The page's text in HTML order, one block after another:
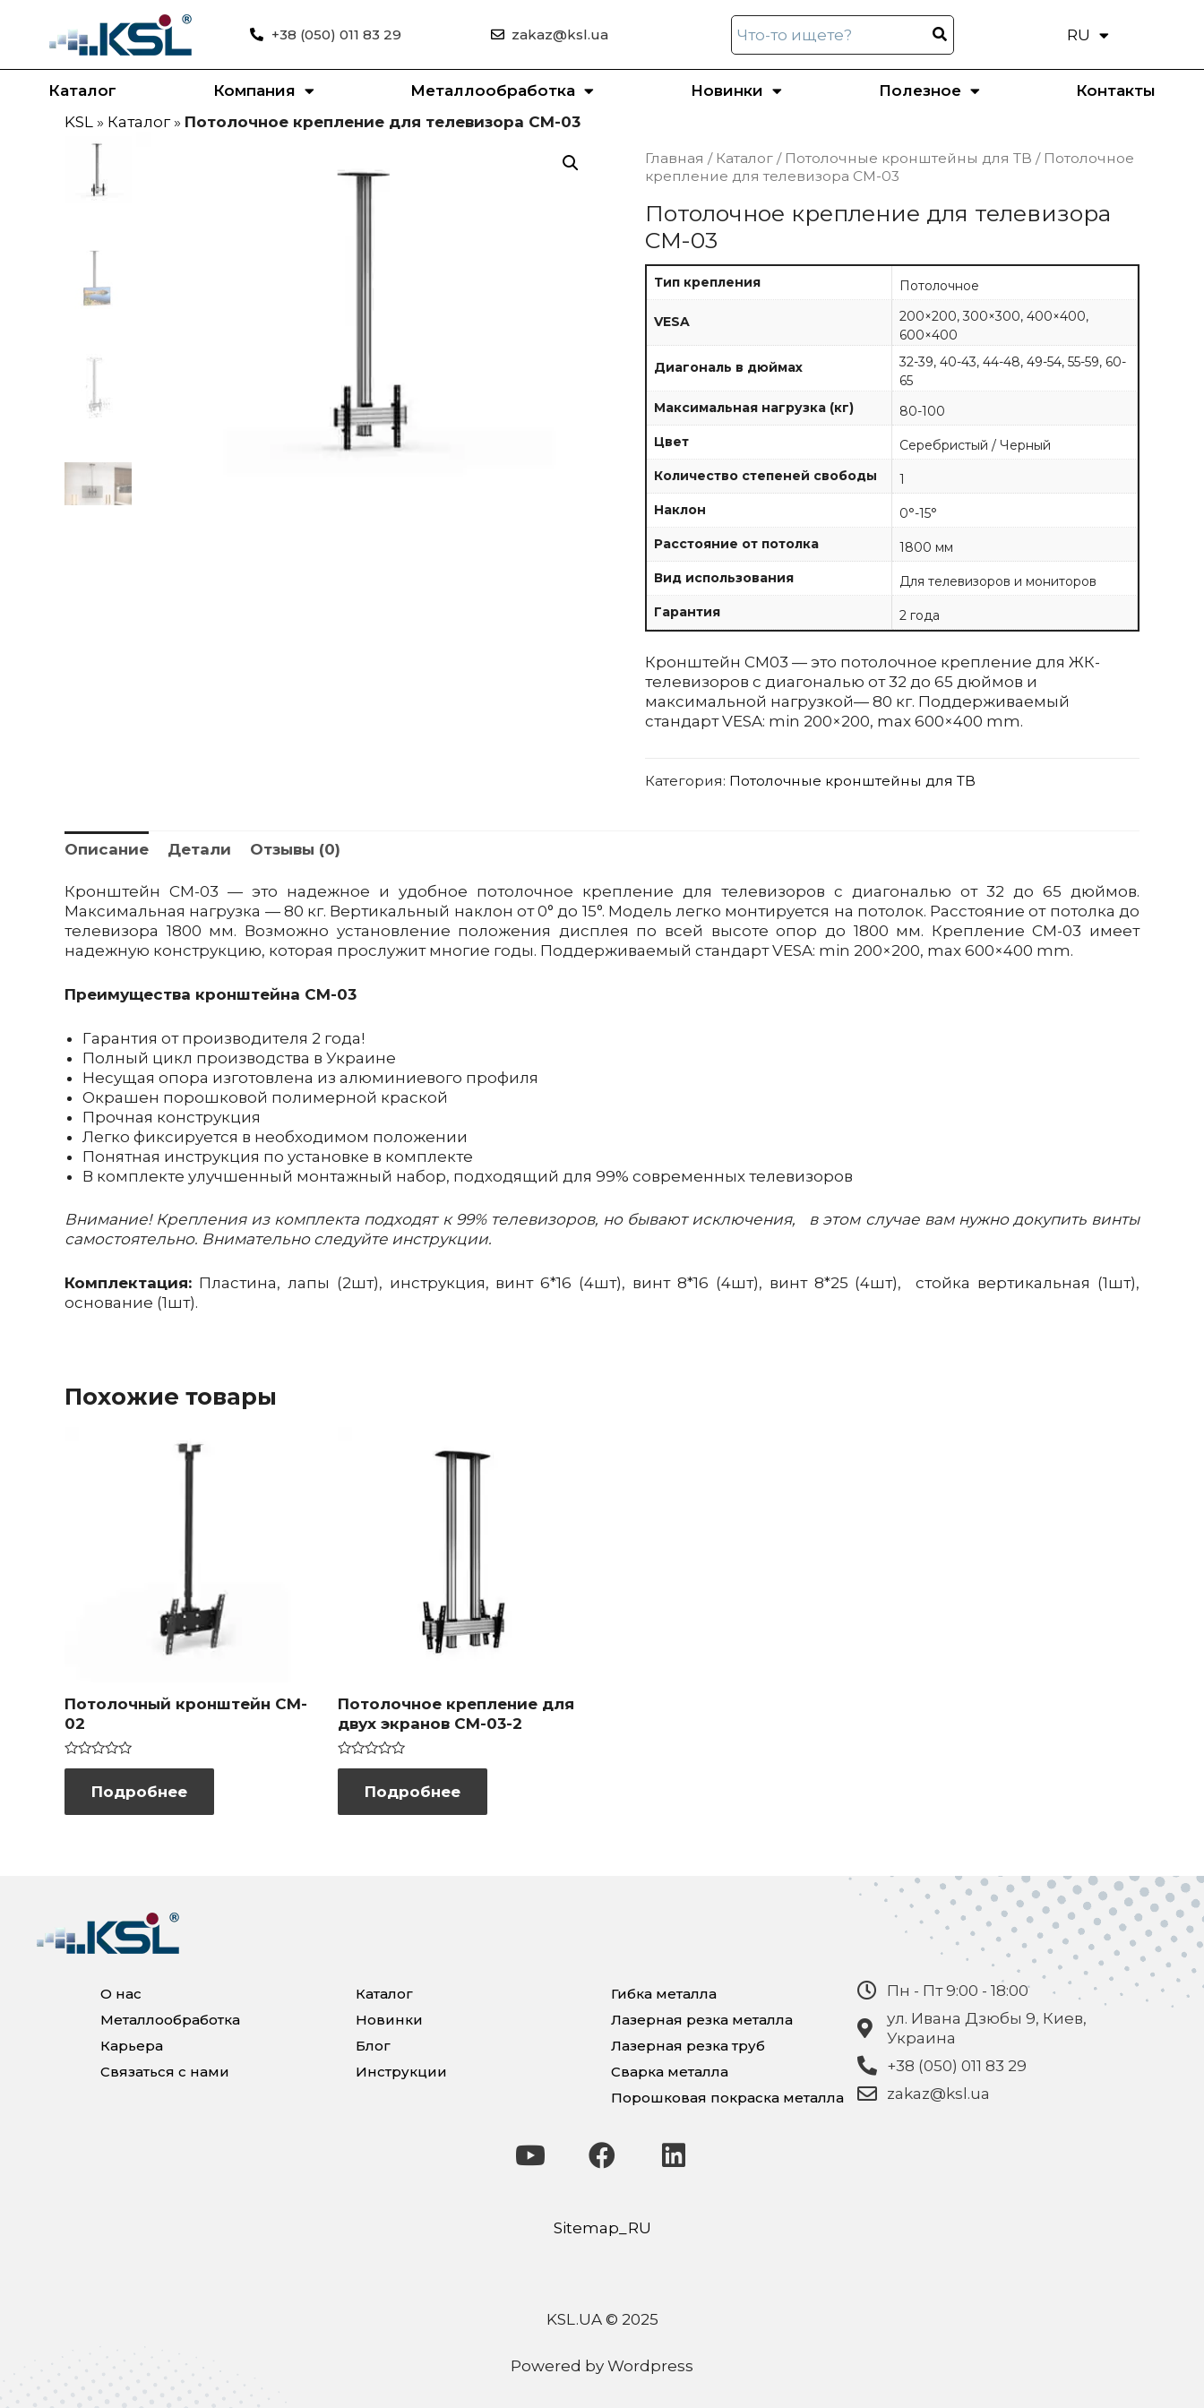
+38 (050) 011 83 29 zakaz@ksl.ua RU
EN
Каталог Компания Металлообработка Новинки Полезное
Контакты
KSL » Каталог» Потолочное крепление для телевизора CM-03
Главная / Каталог / Потолочные кронштейны для ТВ / Потолочное
крепление для телевизора CM-03
Потолочное крепление для телевизора
CM-03
Тип крепления Потолочное
VESA
200×200, 300×300, 400×400,
600×400
Диагональ в дюймах
32-39, 40-43, 44-48, 49-54, 55-59, 60-
65
Максимальная нагрузка (кг)
80-100
Цвет
Серебристый / Черный
Количество степеней свободы
1
Наклон
0°-15°
Расстояние от потолка
1800 мм
Вид использования
Для телевизоров и мониторов
Гарантия
2 года
Кронштейн CM03 — это потолочное крепление для ЖК-
телевизоров c диагональю от 32 до 65 дюймов и
максимальной нагрузкой— 80 кг. Поддерживаемый
стандарт VESA: min 200×200, max 600×400 mm.
Категория: Потолочные кронштейны для ТВ
Описание Детали Отзывы (0)
Кронштейн CM-03 — это надежное и удобное потолочное крепление для телевизоров c диагональю от 32 до 65 дюймов.
Максимальная нагрузка — 80 кг. Вертикальный наклон от 0° до 15°. Модель легко монтируется на потолок. Расстояние от потолка до
телевизора 1800 мм. Возможно установление положения дисплея по всей высоте опор до 1800 мм. Крепление СМ-03 имеет
надежную конструкцию, которая прослужит многие годы. Поддерживаемый стандарт VESA: min 200×200, max 600×400 mm.
Преимущества кронштейна CM-03
Гарантия от производителя 2 года!
Полный цикл производства в Украине
Несущая опора изготовлена из алюминиевого профиля
Окрашен порошковой полимерной краской
Прочная конструкция
Легко фиксируется в необходимом положении
Понятная инструкция по установке в комплекте
В комплекте улучшенный монтажный набор, подходящий для 99% современных телевизоров
Внимание! Крепления из комплекта подходят к 99% телевизоров, но бывают исключения, в этом случае вам нужно докупить винты
самостоятельно. Внимательно следуйте инструкции.
Комплектация: Пластина, лапы (2шт), инструкция, винт 6*16 (4шт), винт 8*16 (4шт), винт 8*25 (4шт), стойка вертикальная (1шт),
основание (1шт).
Похожие товары
Потолочный кронштейн CM-
02
Оценка
Подробнее
Потолочное крепление для
двух экранов CM-03-2
Оценка
Подробнее
О нас
Металлообработка
Карьера
Связаться с нами
Каталог
Новинки
Блог
Инструкции
Гибка металла
Лазерная резка металла
Лазерная резка труб
Сварка металла
Порошковая покраска металла
Пн - Пт 9:00 - 18:00
ул. Ивана Дзюбы 9, Киев,
Украина
+38 (050) 011 83 29
zakaz@ksl.ua
Sitemap_RU
KSL.UA © 2025
Powered by Wordpress